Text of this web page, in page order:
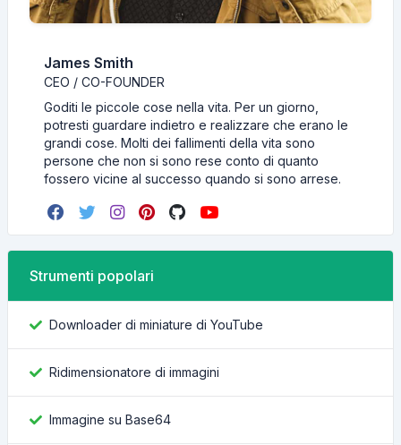
James Smith
CEO / CO-FOUNDER
Goditi le piccole cose nella vita. Per un giorno,
potresti guardare indietro e realizzare che erano le
grandi cose. Molti dei fallimenti della vita sono
persone che non si sono rese conto di quanto
fossero vicine al successo quando si sono arrese.
Strumenti popolari
Downloader di miniature di YouTube
Ridimensionatore di immagini
Immagine su Base64